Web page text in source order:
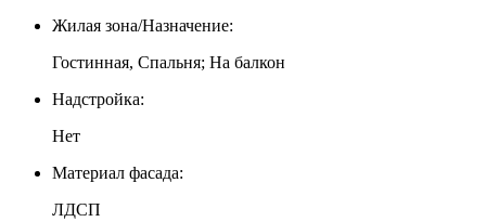
Жилая зона/Назначение:
Гостинная, Спальня; На балкон
Надстройка:
Нет
Материал фасада:
ЛДСП